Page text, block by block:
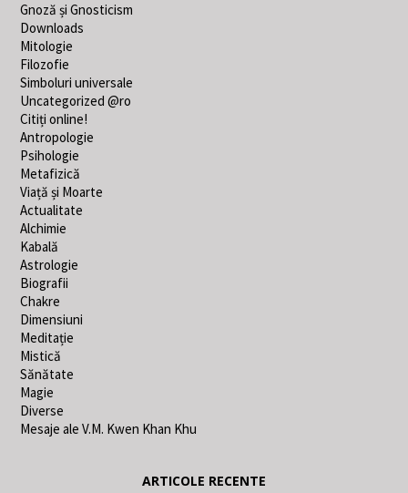
Gnoză și Gnosticism
Downloads
Mitologie
Filozofie
Simboluri universale
Uncategorized @ro
Citiți online!
Antropologie
Psihologie
Metafizică
Viață și Moarte
Actualitate
Alchimie
Kabală
Astrologie
Biografii
Chakre
Dimensiuni
Meditație
Mistică
Sănătate
Magie
Diverse
Mesaje ale V.M. Kwen Khan Khu
ARTICOLE RECENTE